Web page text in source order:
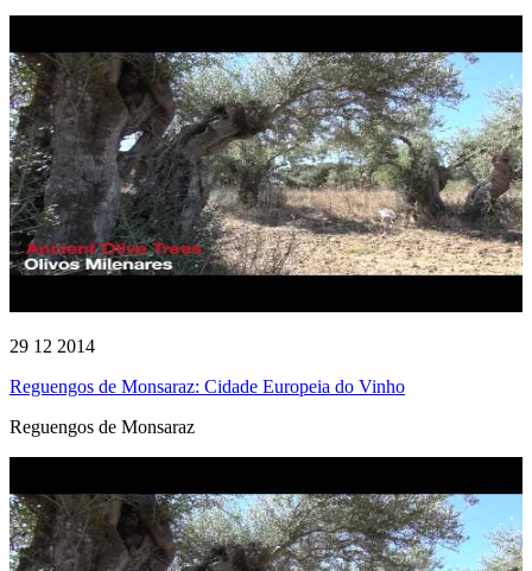
29 12 2014
Reguengos de Monsaraz: Cidade Europeia do Vinho
Reguengos de Monsaraz